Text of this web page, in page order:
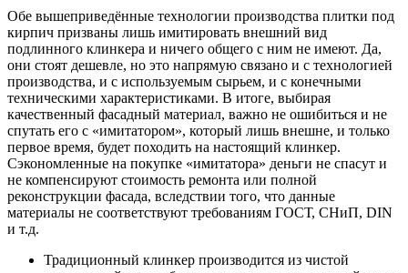
Обе вышеприведённые технологии производства плитки под
кирпич призваны лишь имитировать внешний вид
подлинного клинкера и ничего общего с ним не имеют. Да,
они стоят дешевле, но это напрямую связано и с технологией
производства, и с используемым сырьем, и с конечными
техническими характеристиками. В итоге, выбирая
качественный фасадный материал, важно не ошибиться и не
спутать его с «имитатором», который лишь внешне, и только
первое время, будет походить на настоящий клинкер.
Сэкономленные на покупке «имитатора» деньги не спасут и
не компенсируют стоимость ремонта или полной
реконструкции фасада, вследствии того, что данные
материалы не соответствуют требованиям ГОСТ, СНиП, DIN
и т.д.
Традиционный клинкер производится из чистой